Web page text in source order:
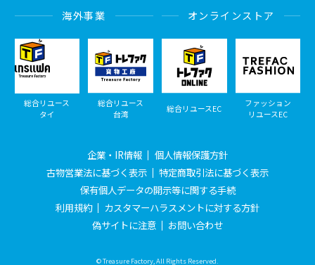
海外事業
総合リユース
タイ
総合リユース
台湾
オンラインストア
総合リユースEC
ファッション
リユースEC
企業・IR情報
個人情報保護方針
古物営業法に基づく表示
特定商取引法に基づく表示
保有個人データの開示等に関する手続
利用規約
カスタマーハラスメントに対する方針
偽サイトに注意
お問い合わせ
© Treasure Factory, All Rights Reserved.